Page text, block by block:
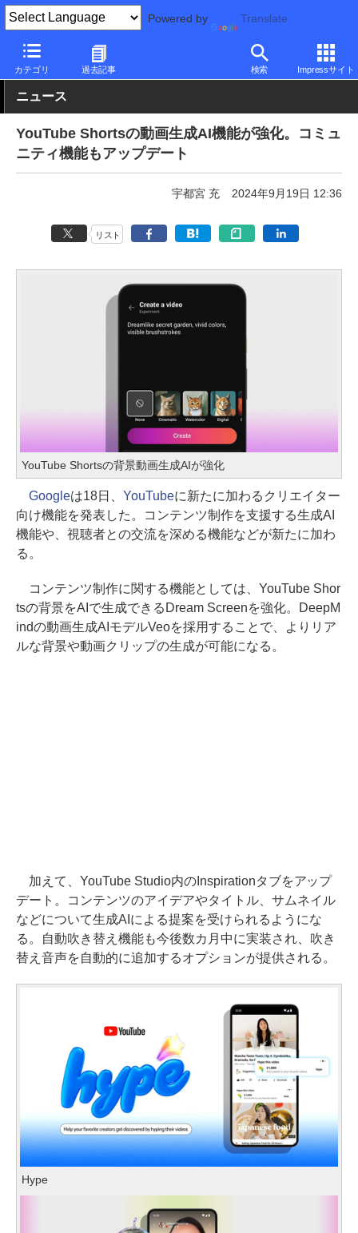
Powered by Translate
カテゴリ 過去記事 検索 Impressサイト
PC Watch 市場 サービス
ニュース
YouTube Shortsの動画生成AI機能が強化。コミュ
ニティ機能もアップデート
宇都宮 充 2024年9月19日 12:36
リスト
YouTube Shortsの背景動画生成AIが強化
Googleは18日、 YouTubeに新たに加わるクリエイター
向け機能を発表した。コンテンツ制作を支援する生成AI
機能や、視聴者との交流を深める機能などが新たに加わ
る。
コンテンツ制作に関する機能としては、YouTube Shor
tsの背景をAIで生成できるDream Screenを強化。DeepM
indの動画生成AIモデルVeoを採用することで、よりリア
ルな背景や動画クリップの生成が可能になる。
加えて、YouTube Studio内のInspirationタブをアップ
デート。コンテンツのアイデアやタイトル、サムネイル
などについて生成AIによる提案を受けられるようにな
る。自動吹き替え機能も今後数カ月中に実装され、吹き
替え音声を自動的に追加するオプションが提供される。
Hype